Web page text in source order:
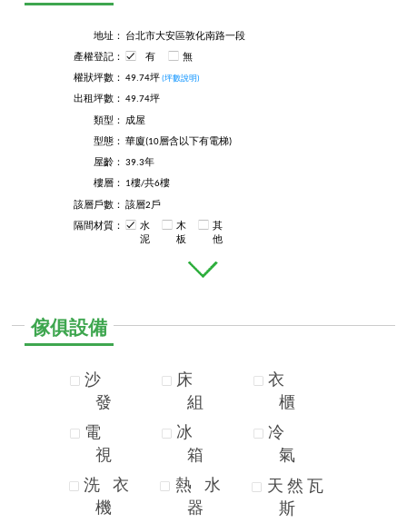
地址： 台北市大安區敦化南路一段
產權登記： 有 無
權狀坪數： 49.74坪(坪數說明)
出租坪數： 49.74坪
類型： 成屋
型態： 華廈(10層含以下有電梯)
屋齡： 39.3年
樓層： 1樓/共6樓
該層戶數： 該層2戶
隔間材質：
水
泥
木
板
其
他
傢俱設備
沙
發
電
視
洗
衣
機
床
組
冰
箱
熱
水
器
衣
櫃
冷
氣
天 然 瓦
斯